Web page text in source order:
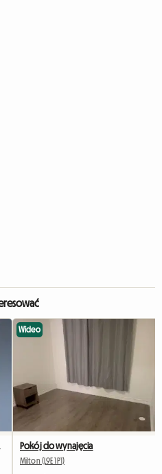
Wideo
Pokój do wynajęcia
Milton (L9E 1P1)